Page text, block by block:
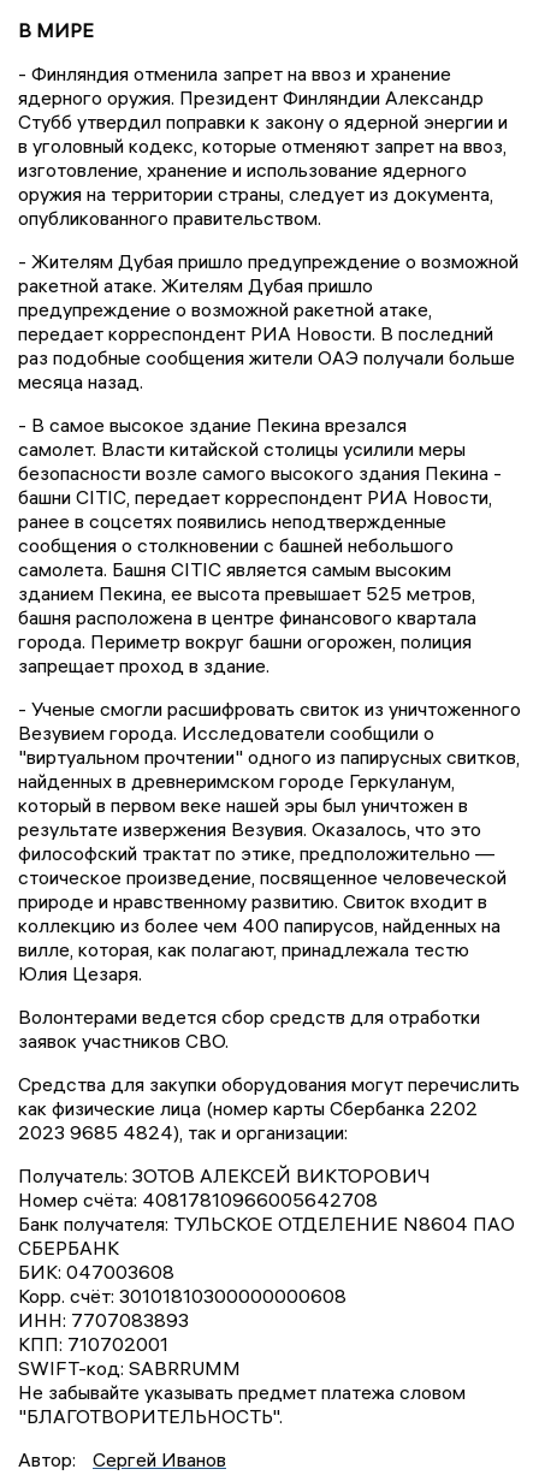
В МИРЕ
- Финляндия отменила запрет на ввоз и хранение
ядерного оружия. Президент Финляндии Александр
Стубб утвердил поправки к закону о ядерной энергии и
в уголовный кодекс, которые отменяют запрет на ввоз,
изготовление, хранение и использование ядерного
оружия на территории страны, следует из документа,
опубликованного правительством.
- Жителям Дубая пришло предупреждение о возможной
ракетной атаке. Жителям Дубая пришло
предупреждение о возможной ракетной атаке,
передает корреспондент РИА Новости. В последний
раз подобные сообщения жители ОАЭ получали больше
месяца назад.
- В самое высокое здание Пекина врезался
самолет. Власти китайской столицы усилили меры
безопасности возле самого высокого здания Пекина -
башни CITIC, передает корреспондент РИА Новости,
ранее в соцсетях появились неподтвержденные
сообщения о столкновении с башней небольшого
самолета. Башня CITIC является самым высоким
зданием Пекина, ее высота превышает 525 метров,
башня расположена в центре финансового квартала
города. Периметр вокруг башни огорожен, полиция
запрещает проход в здание.
- Ученые смогли расшифровать свиток из уничтоженного
Везувием города. Исследователи сообщили о
"виртуальном прочтении" одного из папирусных свитков,
найденных в древнеримском городе Геркуланум,
который в первом веке нашей эры был уничтожен в
результате извержения Везувия. Оказалось, что это
философский трактат по этике, предположительно —
стоическое произведение, посвященное человеческой
природе и нравственному развитию. Свиток входит в
коллекцию из более чем 400 папирусов, найденных на
вилле, которая, как полагают, принадлежала тестю
Юлия Цезаря.
Волонтерами ведется сбор средств для отработки
заявок участников СВО.
Средства для закупки оборудования могут перечислить
как физические лица (номер карты Сбербанка 2202
2023 9685 4824), так и организации:
Получатель: ЗОТОВ АЛЕКСЕЙ ВИКТОРОВИЧ
Номер счёта: 40817810966005642708
Банк получателя: ТУЛЬСКОЕ ОТДЕЛЕНИЕ N8604 ПАО
СБЕРБАНК
БИК: 047003608
Корр. счёт: 30101810300000000608
ИНН: 7707083893
КПП: 710702001
SWIFT-код: SABRRUMM
Не забывайте указывать предмет платежа словом
"БЛАГОТВОРИТЕЛЬНОСТЬ".
Автор:
Сергей Иванов